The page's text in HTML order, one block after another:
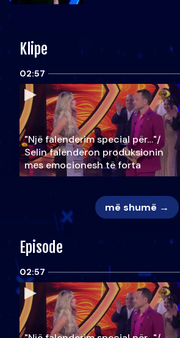
Klipe
02:57
"Një falenderim special për…"/
Selin falënderon produksionin
mes emocionesh të forta
më shumë →
Episode
02:57